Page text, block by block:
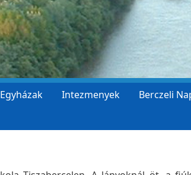
Egyházak Intezmenyek Berczeli